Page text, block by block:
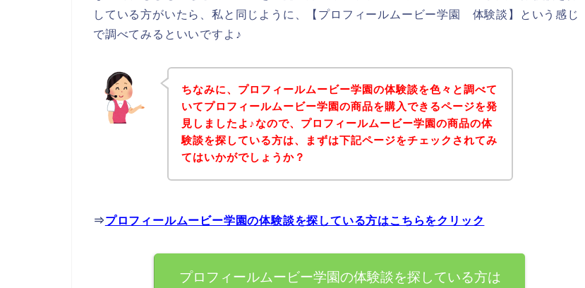
している方がいたら、私と同じように、【プロフィールムービー学園 体験談】という感じ
で調べてみるといいですよ♪
ちなみに、プロフィールムービー学園の体験談を色々と調べて
いてプロフィールムービー学園の商品を購入できるページを発
見しましたよ♪なので、プロフィールムービー学園の商品の体
験談を探している方は、まずは下記ページをチェックされてみ
てはいかがでしょうか？
⇒プロフィールムービー学園の体験談を探している方はこちらをクリック
プロフィールムービー学園の体験談を探している方は